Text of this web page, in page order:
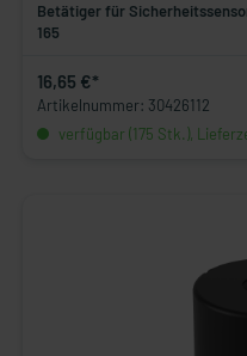
Betätiger für
165
16,65 €*
Artikelnummer: 30426112
verfügbar (175 Stk.),